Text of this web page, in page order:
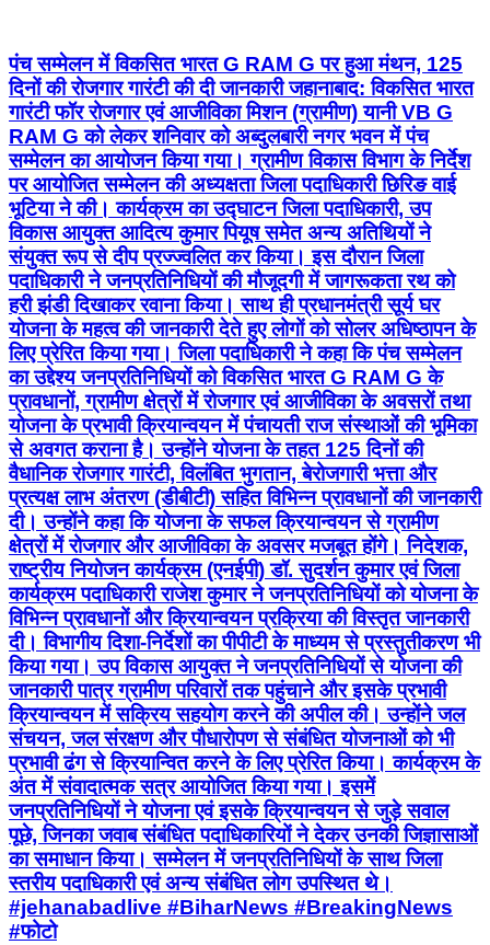
पंच सम्मेलन में विकसित भारत G RAM G पर हुआ मंथन, 125
दिनों की रोजगार गारंटी की दी जानकारी जहानाबाद: विकसित भारत
गारंटी फॉर रोजगार एवं आजीविका मिशन (ग्रामीण) यानी VB G
RAM G को लेकर शनिवार को अब्दुलबारी नगर भवन में पंच
सम्मेलन का आयोजन किया गया। ग्रामीण विकास विभाग के निर्देश
पर आयोजित सम्मेलन की अध्यक्षता जिला पदाधिकारी छिरिङ वाई
भूटिया ने की। कार्यक्रम का उद्घाटन जिला पदाधिकारी, उप
विकास आयुक्त आदित्य कुमार पियूष समेत अन्य अतिथियों ने
संयुक्त रूप से दीप प्रज्ज्वलित कर किया। इस दौरान जिला
पदाधिकारी ने जनप्रतिनिधियों की मौजूदगी में जागरूकता रथ को
हरी झंडी दिखाकर रवाना किया। साथ ही प्रधानमंत्री सूर्य घर
योजना के महत्व की जानकारी देते हुए लोगों को सोलर अधिष्ठापन के
लिए प्रेरित किया गया। जिला पदाधिकारी ने कहा कि पंच सम्मेलन
का उद्देश्य जनप्रतिनिधियों को विकसित भारत G RAM G के
प्रावधानों, ग्रामीण क्षेत्रों में रोजगार एवं आजीविका के अवसरों तथा
योजना के प्रभावी क्रियान्वयन में पंचायती राज संस्थाओं की भूमिका
से अवगत कराना है। उन्होंने योजना के तहत 125 दिनों की
वैधानिक रोजगार गारंटी, विलंबित भुगतान, बेरोजगारी भत्ता और
प्रत्यक्ष लाभ अंतरण (डीबीटी) सहित विभिन्न प्रावधानों की जानकारी
दी। उन्होंने कहा कि योजना के सफल क्रियान्वयन से ग्रामीण
क्षेत्रों में रोजगार और आजीविका के अवसर मजबूत होंगे। निदेशक,
राष्ट्रीय नियोजन कार्यक्रम (एनईपी) डॉ. सुदर्शन कुमार एवं जिला
कार्यक्रम पदाधिकारी राजेश कुमार ने जनप्रतिनिधियों को योजना के
विभिन्न प्रावधानों और क्रियान्वयन प्रक्रिया की विस्तृत जानकारी
दी। विभागीय दिशा-निर्देशों का पीपीटी के माध्यम से प्रस्तुतीकरण भी
किया गया। उप विकास आयुक्त ने जनप्रतिनिधियों से योजना की
जानकारी पात्र ग्रामीण परिवारों तक पहुंचाने और इसके प्रभावी
क्रियान्वयन में सक्रिय सहयोग करने की अपील की। उन्होंने जल
संचयन, जल संरक्षण और पौधारोपण से संबंधित योजनाओं को भी
प्रभावी ढंग से क्रियान्वित करने के लिए प्रेरित किया। कार्यक्रम के
अंत में संवादात्मक सत्र आयोजित किया गया। इसमें
जनप्रतिनिधियों ने योजना एवं इसके क्रियान्वयन से जुड़े सवाल
पूछे, जिनका जवाब संबंधित पदाधिकारियों ने देकर उनकी जिज्ञासाओं
का समाधान किया। सम्मेलन में जनप्रतिनिधियों के साथ जिला
स्तरीय पदाधिकारी एवं अन्य संबंधित लोग उपस्थित थे।
#jehanabadlive #BiharNews #BreakingNews
#फोटो